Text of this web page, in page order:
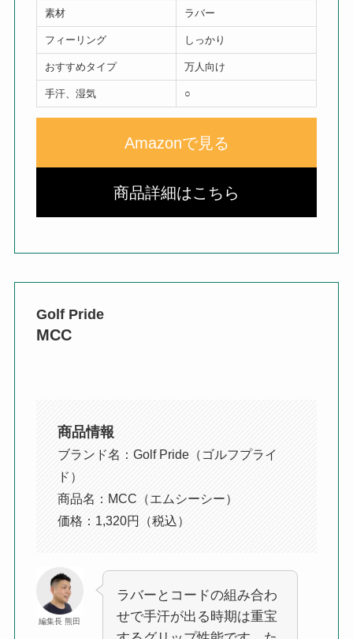
素材 ラバー
フィーリング しっかり
おすすめタイプ 万人向け
手汗、湿気 ○
Amazonで見る
商品詳細はこちら
Golf Pride
MCC
商品情報
ブランド名：Golf Pride（ゴルフプライ
ド）
商品名：MCC（エムシーシー）
価格：1,320円（税込）
編集長 熊田
ラバーとコードの組み合わ
せで手汗が出る時期は重宝